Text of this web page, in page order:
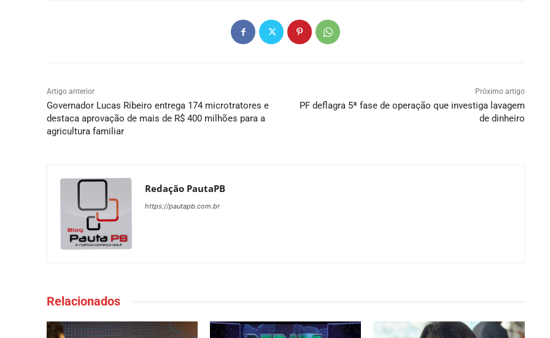
Artigo anterior
Governador Lucas Ribeiro entrega 174 microtratores e
destaca aprovação de mais de R$ 400 milhões para a
agricultura familiar
Próximo artigo
PF deflagra 5ª fase de operação que investiga lavagem
de dinheiro
Redação PautaPB
https://pautapb.com.br
Relacionados